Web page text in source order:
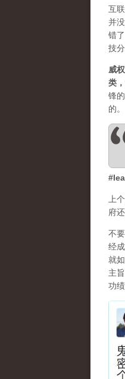
互
并
错
技
威
类
锋
的。
上
府
不
经
就
主
功绩